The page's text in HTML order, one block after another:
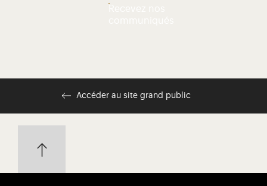
Accéder au site grand public